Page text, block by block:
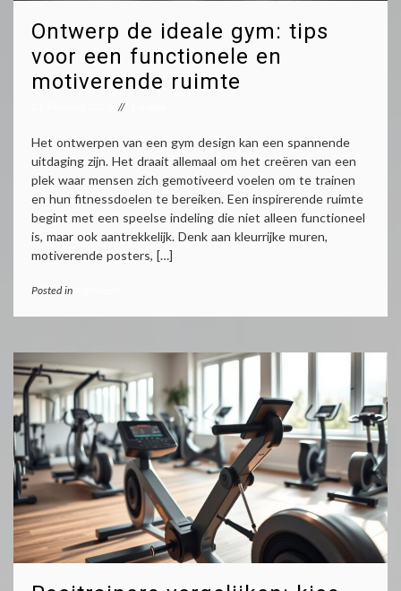
Ontwerp de ideale gym: tips
voor een functionele en
motiverende ruimte
Het ontwerpen van een gym design kan een spannende
uitdaging zijn. Het draait allemaal om het creëren van een
plek waar mensen zich gemotiveerd voelen om te trainen
en hun fitnessdoelen te bereiken. Een inspirerende ruimte
begint met een speelse indeling die niet alleen functioneel
is, maar ook aantrekkelijk. Denk aan kleurrijke muren,
motiverende posters, […]
Posted in